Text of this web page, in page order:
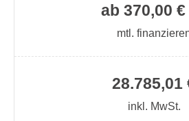
28.785,01
inkl. MwSt.
ab 370,00 €
mtl.